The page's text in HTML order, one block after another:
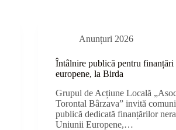
Anunțuri 2026
Întâlnire publică pentru finanțări
europene, la Birda
Grupul de Acțiune Locală
Torontal Bârzava” invită
publică dedicată finanțărilor
Uniunii Europene,…